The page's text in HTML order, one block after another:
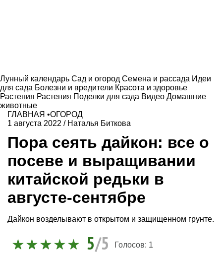
Лунный календарь Сад и огород Семена и рассада Идеи
для сада Болезни и вредители Красота и здоровье
Растения Растения Поделки для сада Видео Домашние
животные
ГЛАВНАЯ •ОГОРОД
1 августа 2022 / Наталья Биткова
Пора сеять дайкон: все о
посеве и выращивании
китайской редьки в
августе-сентябре
Дайкон возделывают в открытом и защищенном грунте.
5/5 Голосов: 1